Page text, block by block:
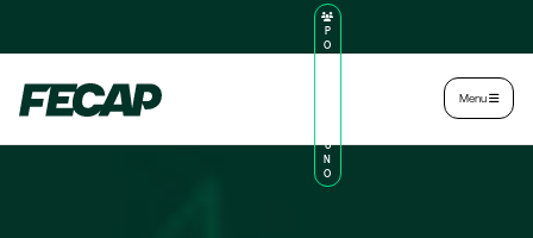
P
O
U
N
O
Menu